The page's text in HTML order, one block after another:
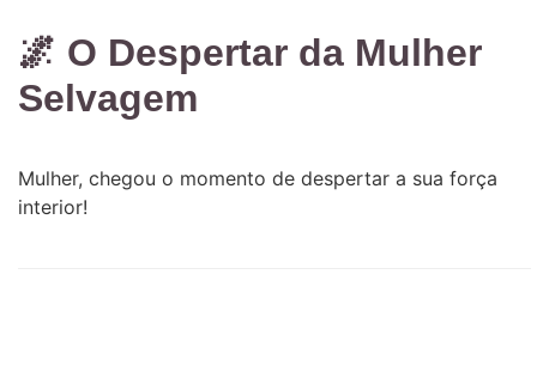
🌌 O Despertar da Mulher
Selvagem
Mulher, chegou o momento de despertar a sua força
interior!